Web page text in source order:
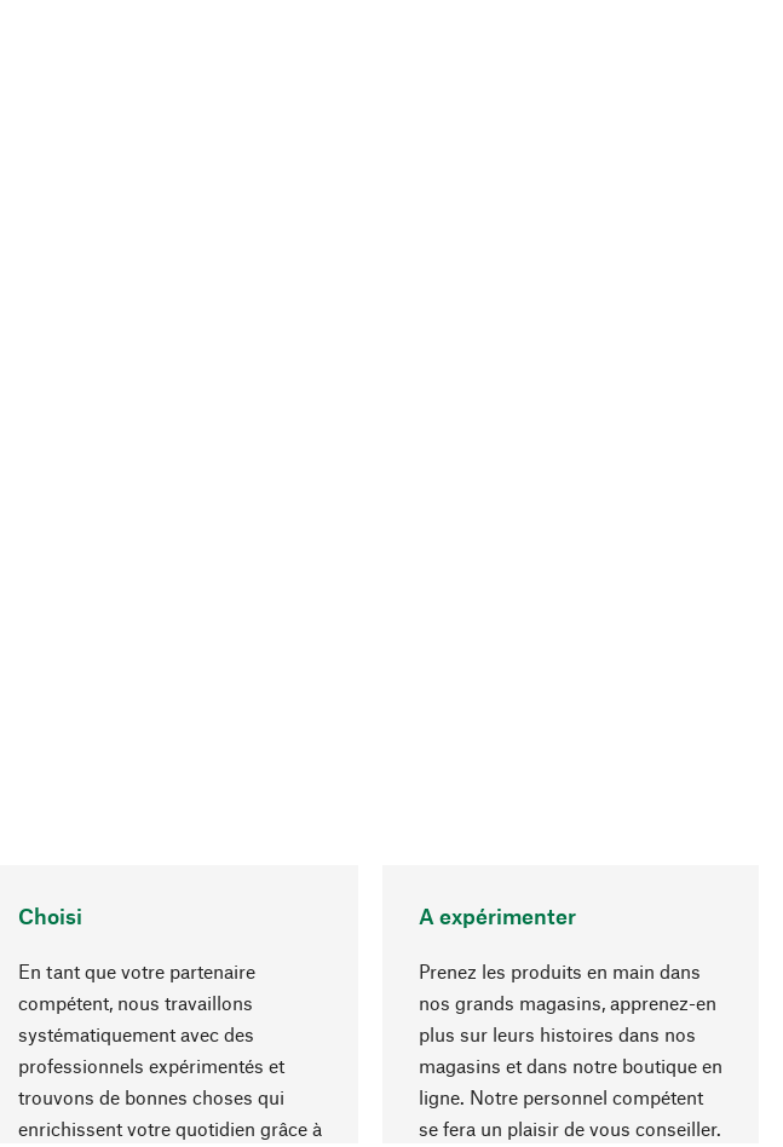
Choisi
En tant que votre partenaire
compétent, nous travaillons
systématiquement avec des
professionnels expérimentés et
trouvons de bonnes choses qui
enrichissent votre quotidien grâce à
A expérimenter
Prenez les produits en main dans
nos grands magasins, apprenez-en
plus sur leurs histoires dans nos
magasins et dans notre boutique en
ligne. Notre personnel compétent
se fera un plaisir de vous conseiller.